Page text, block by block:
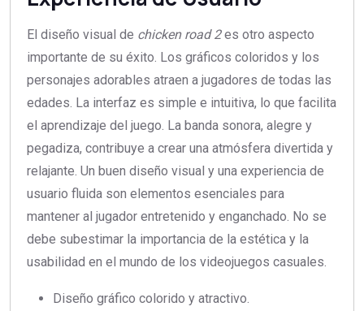
El diseño visual de chicken road 2es otro aspecto
importante de su éxito. Los gráficos coloridos y los
personajes adorables atraen a jugadores de todas las
edades. La interfaz es simple e intuitiva, lo que facilita
el aprendizaje del juego. La banda sonora, alegre y
pegadiza, contribuye a crear una atmósfera divertida y
relajante. Un buen diseño visual y una experiencia de
usuario fluida son elementos esenciales para
mantener al jugador entretenido y enganchado. No se
debe subestimar la importancia de la estética y la
usabilidad en el mundo de los videojuegos casuales.
Diseño gráfico colorido y atractivo.